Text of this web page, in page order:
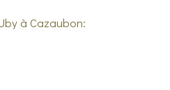
à Cazaubon: